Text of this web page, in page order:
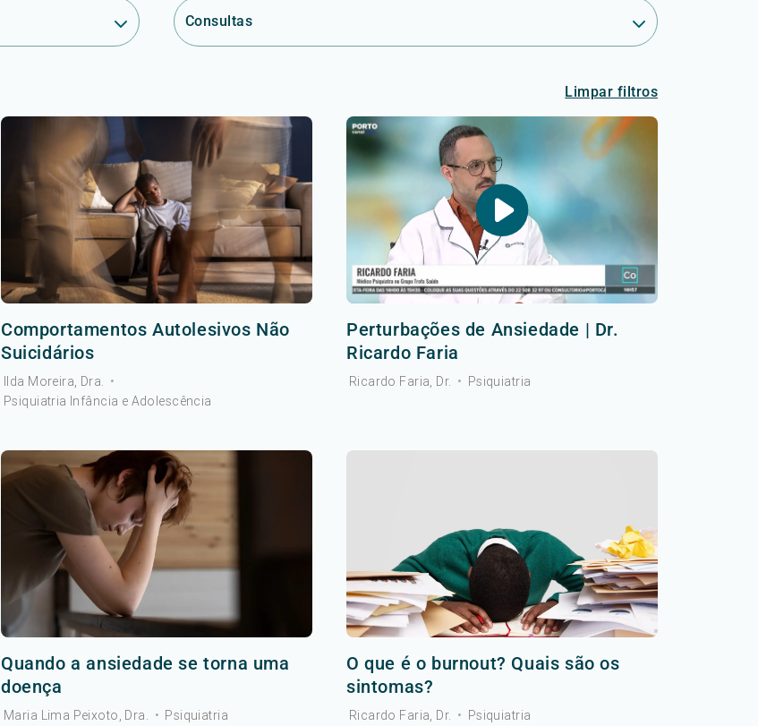
Consultas
Limpar filtros
Comportamentos Autolesivos Não
Suicidários
Ilda Moreira, Dra. •
Psiquiatria Infância e Adolescência
Perturbações de Ansiedade | Dr.
Ricardo Faria
Ricardo Faria, Dr. • Psiquiatria
Quando a ansiedade se torna uma
doença
Maria Lima Peixoto, Dra. • Psiquiatria
O que é o burnout? Quais são os
sintomas?
Ricardo Faria, Dr. • Psiquiatria